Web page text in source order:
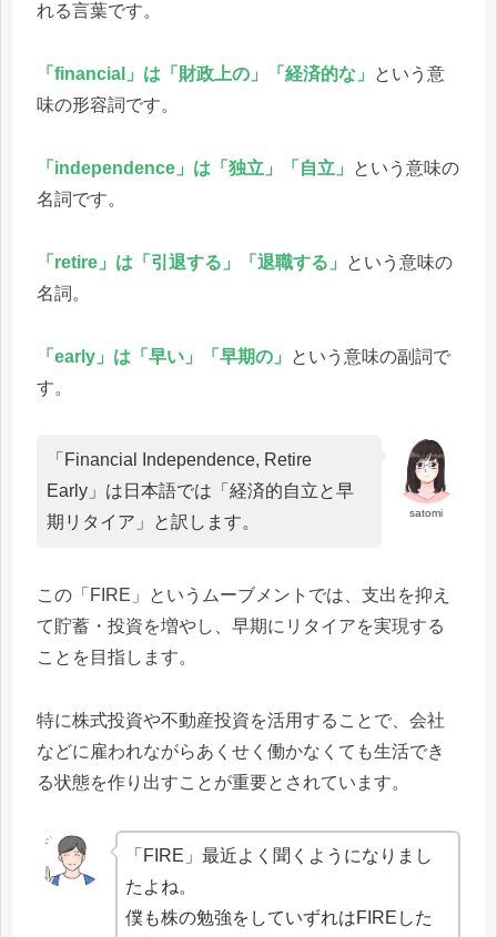
れる言葉です。
「financial」は「財政上の」「経済的な」
という意
味の形容詞です。
「independence」は「独立」「自立」
という意味の
名詞です。
「retire」は「引退する」「退職する」
という意味の
名詞。
「early」は「早い」「早期の」
という意味の副詞で
す。
satomi
「Financial Independence, Retire
Early」は日本語では「経済的自立と早
期リタイア」と訳します。
この「FIRE」というムーブメントでは、支出を抑え
て貯蓄・投資を増やし、早期にリタイアを実現する
ことを目指します。
特に株式投資や不動産投資を活用することで、会社
などに雇われながらあくせく働かなくても生活でき
る状態を作り出すことが重要とされています。
「FIRE」最近よく聞くようになりまし
たよね。
僕も株の勉強をしていずれはFIREした